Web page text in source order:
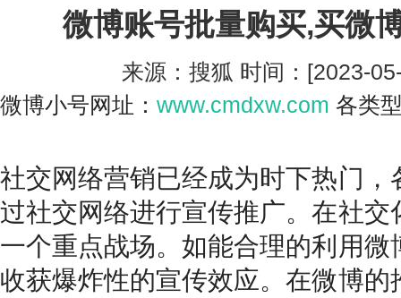
微博账号批量购买,买微
来源：搜狐 时间：[2023-
微博小号网址： www.cmdxw.com 各类
社交网络营销已经成为时下热门
过社交网络进行宣传推广。在社
一个重点战场。如能合理的利用
收获爆炸性的宣传效应。在微博